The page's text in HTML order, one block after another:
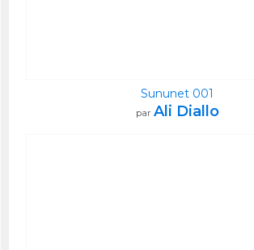
Sununet 001
par Ali Diallo